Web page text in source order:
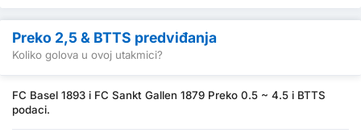
Preko 2,5 & BTTS predviđanja
Koliko golova u ovoj utakmici?
FC Basel 1893 i FC Sankt Gallen 1879 Preko 0.5 ~ 4.5 i BTTS
podaci.